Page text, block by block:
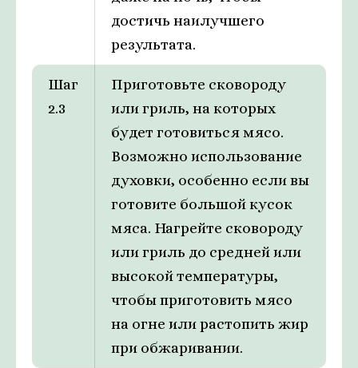
достичь наилучшего
результата.
Шаг
2.3
Приготовьте сковороду
или гриль, на которых
будет готовиться мясо.
Возможно использование
духовки, особенно если вы
готовите большой кусок
мяса. Нагрейте сковороду
или гриль до средней или
высокой температуры,
чтобы приготовить мясо
на огне или растопить жир
при обжаривании.